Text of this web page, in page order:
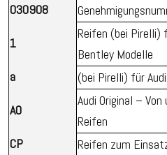
030908
1
Reifen (bei Pirelli)
Bentley Modelle
a
(bei Pirelli) für
AO
Audi Original –
Reifen
CP
Reifen zum